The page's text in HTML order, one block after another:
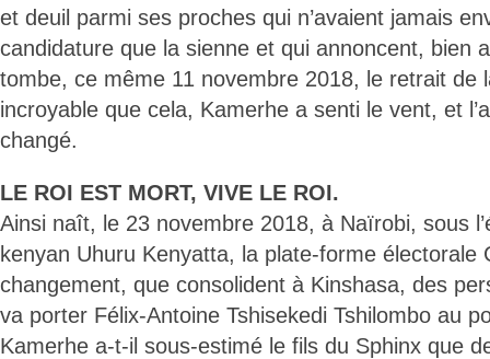
et deuil parmi ses proches qui n’avaient jamais
candidature que la sienne et qui annoncent, bien
tombe, ce même 11 novembre 2018, le retrait de
incroyable que cela, Kamerhe a senti le vent, et
changé.
LE ROI EST MORT, VIVE LE ROI.
Ainsi naît, le 23 novembre 2018, à Naïrobi, sous
kenyan Uhuru Kenyatta, la plate-forme électorale
changement, que consolident à Kinshasa, des
va porter Félix-Antoine Tshisekedi Tshilombo au
Kamerhe a-t-il sous-estimé le fils du Sphinx que